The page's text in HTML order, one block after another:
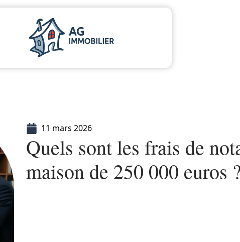
11 mars 2026
Quels sont les frais de
maison de 250 000 euros